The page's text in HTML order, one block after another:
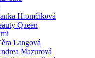
Hromčíková
Queen
Langová
Mazurová